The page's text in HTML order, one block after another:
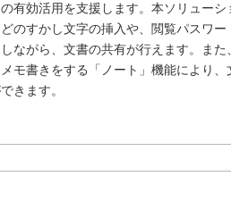
有効活用を支援します。本ソリューシ
のすかし文字の挿入や、閲覧パスワー
ながら、文書の共有が行えます。また
モ書きをする「ノート」機能により、
きます。